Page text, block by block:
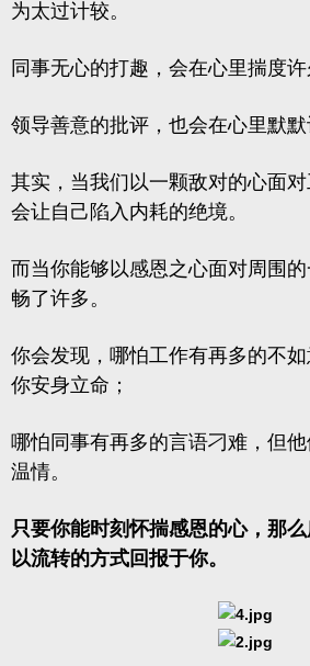
为太过计较。
同事无心的打趣，会在心里揣度许
领导善意的批评，也会在心里默默
其实，当我们以一颗敌对的心面
会让自己陷入内耗的绝境。
而当你能够以感恩之心面对周围
畅了许多。
你会发现，哪怕工作有再多的不
你安身立命；
哪怕同事有再多的言语刁难，但
温情。
只要你能时刻怀揣感恩的心，那
以流转的方式回报于你。